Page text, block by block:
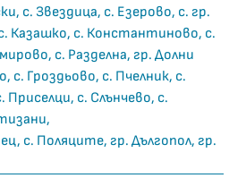
с. Звездица, с. Езерово, с. гр.
Казашко, с. Константиново, с.
с. Разделна, гр. Долни
с. Гроздьово, с. Пчелник, с.
Приселци, с. Слънчево, с.
с. Поляците, гр. Дългопол, гр.